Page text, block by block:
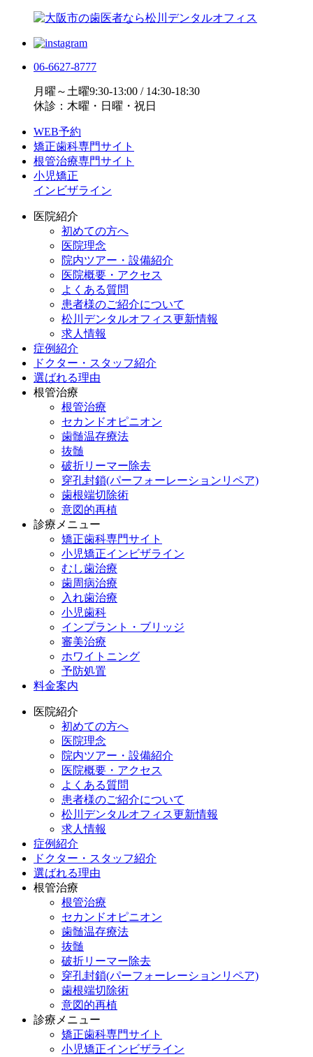
06-6627-8777
月曜～土曜9:30-13:00 / 14:30-18:30
休診：木曜・日曜・祝日
WEB予約
矯正歯科専門サイト
根管治療専門サイト
小児矯正
インビザライン
医院紹介
初めての方へ
医院理念
院内ツアー・設備紹介
医院概要・アクセス
よくある質問
患者様のご紹介について
松川デンタルオフィス更新情報
求人情報
症例紹介
ドクター・スタッフ紹介
選ばれる理由
根管治療
根管治療
セカンドオピニオン
歯髄温存療法
抜髄
破折リーマー除去
穿孔封鎖(パーフォーレーションリペア)
歯根端切除術
意図的再植
診療メニュー
矯正歯科専門サイト
小児矯正インビザライン
むし歯治療
歯周病治療
入れ歯治療
小児歯科
インプラント・ブリッジ
審美治療
ホワイトニング
予防処置
料金案内
医院紹介
初めての方へ
医院理念
院内ツアー・設備紹介
医院概要・アクセス
よくある質問
患者様のご紹介について
松川デンタルオフィス更新情報
求人情報
症例紹介
ドクター・スタッフ紹介
選ばれる理由
根管治療
根管治療
セカンドオピニオン
歯髄温存療法
抜髄
破折リーマー除去
穿孔封鎖(パーフォーレーションリペア)
歯根端切除術
意図的再植
診療メニュー
矯正歯科専門サイト
小児矯正インビザライン